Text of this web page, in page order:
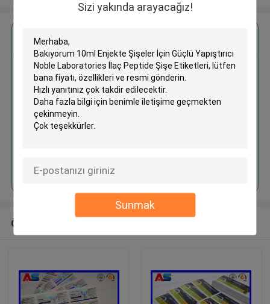
Sizi yakında arayacağız!
Sunmak
10ml Enjekte Şişeler İçin Güçlü
Yapıştırıcı Noble Laboratories
İlaç Peptide Şişe Etiketleri
Önerilen Ürünler